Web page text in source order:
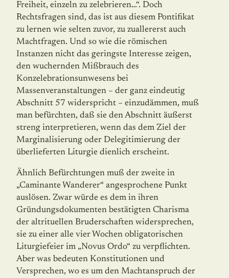
Freiheit, einzeln zu zelebrieren…“. Doch
Rechtsfragen sind, das ist aus diesem Pontifikat
zu lernen wie selten zuvor, zu zuallererst auch
Machtfragen. Und so wie die römischen
Instanzen nicht das geringste Interesse zeigen,
den wuchernden Mißbrauch des
Konzelebrationsunwesens bei
Massenveranstaltungen – der ganz ein­deutig
Abschnitt 57 widerspricht – einzudämmen, muß
man befürchten, daß sie den Abschnitt äußerst
streng interpretieren, wenn das dem Ziel der
Marginalisierung oder Delegitimierung der
überlieferten Liturgie dienlich erscheint.
Ähnlich Befürchtungen muß der zweite in
„Caminante Wanderer“ angesprochene Punkt
auslösen. Zwar würde es dem in ihren
Gründungsdokumenten bestätigten Charisma
der altrituellen Bruderschaften widersprechen,
sie zu einer alle vier Wochen obligatorischen
Liturgiefeier im „Novus Ordo“ zu verpflichten.
Aber was bedeuten Konstitutionen und
Versprechen, wo es um den Machtanspruch der